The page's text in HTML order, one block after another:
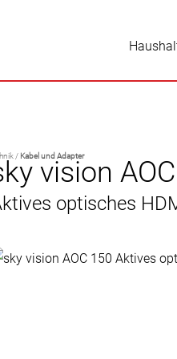
/ Kabel und Adapter
vision
optisches